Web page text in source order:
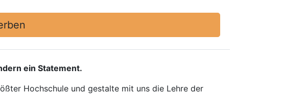
ein Statement.
Hochschule und gestalte mit uns die Lehre der